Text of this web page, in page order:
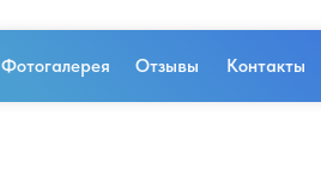
Фотогалерея Контакты
Отзывы